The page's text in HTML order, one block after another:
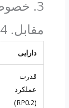
مقابل. 304l vs. 304حرف
دارایی
قدرت
عملکرد
(RP0.2)